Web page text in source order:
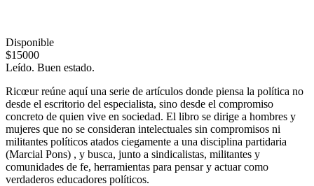
Disponible
$15000
Leído. Buen estado.
Ricœur reúne aquí una serie de artículos donde piensa la política no
desde el escritorio del especialista, sino desde el compromiso
concreto de quien vive en sociedad. El libro se dirige a hombres y
mujeres que no se consideran intelectuales sin compromisos ni
militantes políticos atados ciegamente a una disciplina partidaria
(Marcial Pons) , y busca, junto a sindicalistas, militantes y
comunidades de fe, herramientas para pensar y actuar como
verdaderos educadores políticos.